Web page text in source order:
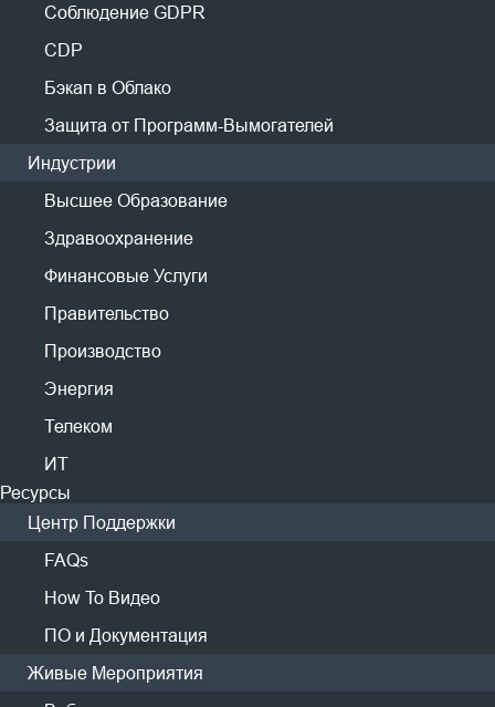
MariaDB
Отрасли промышленности
Высшее образование
Здравоохранение
Финансовые услуги
Правительство
Производство
Энергия
Скачать
Пробная версия для предприятия на 60 дней
Бесплатная версия для 3 виртуальных
машин (навсегда)
Соблюдение GDPR
CDP
Бэкап в Облако
Защита от Программ-Вымогателей
Индустрии
Высшее Образование
Здравоохранение
Финансовые Услуги
Правительство
Производство
Энергия
Телеком
ИТ
Ресурсы
Центр Поддержки
FAQs
How To Видео
ПО и Документация
Живые Мероприятия
Информация, предоставленная вами в этой
форме, будет рассматриваться строго и не будет